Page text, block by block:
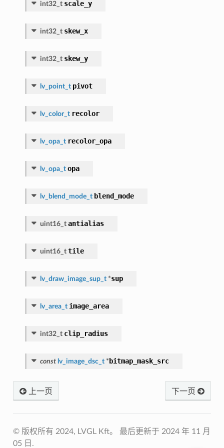
int32_t scale_y
int32_t skew_x
int32_t skew_y
lv_point_t pivot
lv_color_t recolor
lv_opa_t recolor_opa
lv_opa_t opa
lv_blend_mode_t blend_mode
uint16_t antialias
uint16_t tile
lv_draw_image_sup_t *sup
lv_area_t image_area
int32_t clip_radius
const lv_image_dsc_t * bitmap_mask_src
上一页 下一页
© 版权所有 2024, LVGL Kft。 最后更新于 2024 年 11 月
05 日.